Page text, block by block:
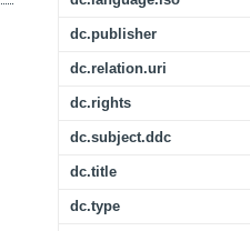
dc.publisher
dc.relation.uri
dc.rights
dc.subject.ddc
dc.title
dc.type